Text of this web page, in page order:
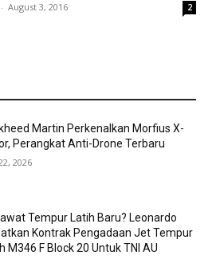
- August 3, 2016 2
Martin Perkenalkan Morfius X-
Perangkat Anti-Drone Terbaru
2026
Tempur Latih Baru? Leonardo
Kontrak Pengadaan Jet Tempur
M346 F Block 20 Untuk TNI AU